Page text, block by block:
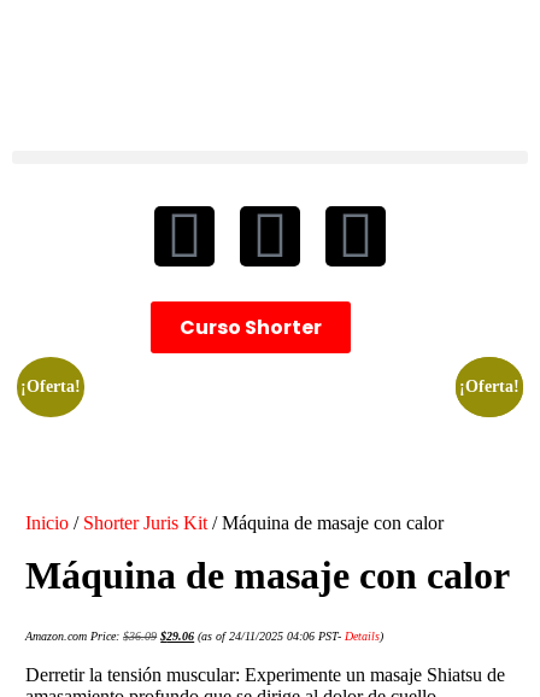
Curso Shorter
¡Oferta!
Inicio / Shorter Juris Kit / Máquina de masaje con calor
Máquina de masaje con calor
Amazon.com Price:$36.09 $29.06 (as of 24/11/2025 04:06 PST-Details)
Derretir la tensión muscular: Experimente un masaje Shiatsu de
¡Oferta!
¡Oferta!